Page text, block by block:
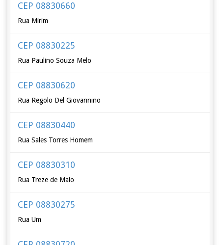
CEP 08830660
Rua Mirim
CEP 08830225
Rua Paulino Souza Melo
CEP 08830620
Rua Regolo Del Giovannino
CEP 08830440
Rua Sales Torres Homem
CEP 08830310
Rua Treze de Maio
CEP 08830275
Rua Um